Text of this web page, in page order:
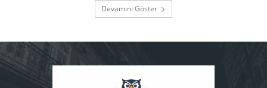
Devamını Göster